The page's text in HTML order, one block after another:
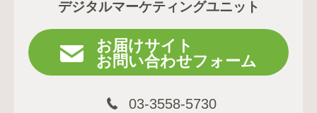
デジタルマーケティングユニット
お届けサイト
お問い合わせフォーム
03-3558-5730